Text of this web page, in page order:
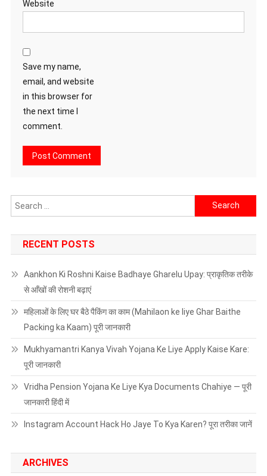
Website
Save my name,
email, and website
in this browser for
the next time I
comment.
Search
for:
RECENT POSTS
Aankhon Ki Roshni Kaise Badhaye Gharelu Upay: प्राकृतिक तरीके
से आँखों की रोशनी बढ़ाएं
महिलाओं के लिए घर बैठे पैकिंग का काम (Mahilaon ke liye Ghar Baithe
Packing ka Kaam) पूरी जानकारी
Mukhyamantri Kanya Vivah Yojana Ke Liye Apply Kaise Kare:
पूरी जानकारी
Vridha Pension Yojana Ke Liye Kya Documents Chahiye — पूरी
जानकारी हिंदी में
Instagram Account Hack Ho Jaye To Kya Karen? पूरा तरीका जानें
ARCHIVES